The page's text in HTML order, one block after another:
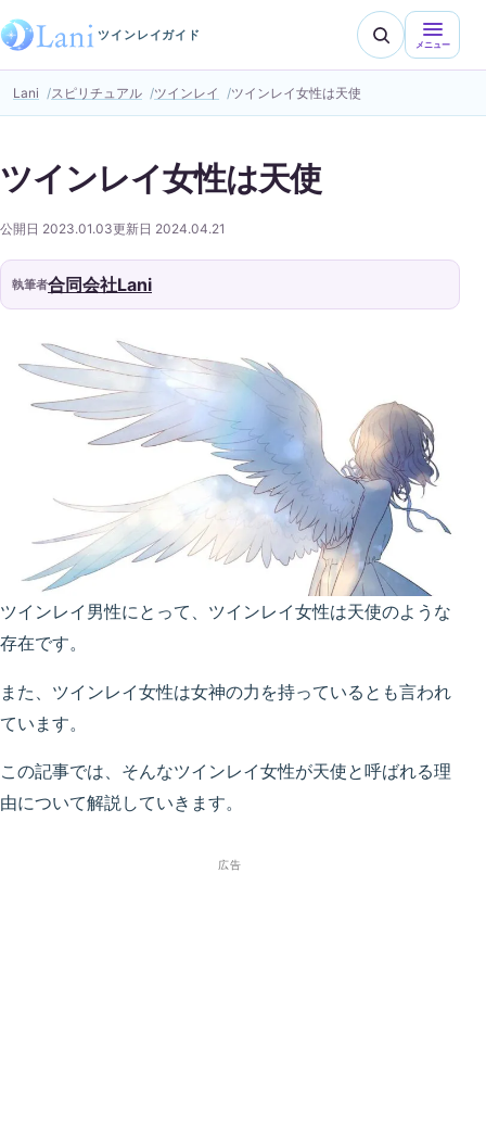
ツインレイガイド
メニュー
Lani スピリチュアル ツインレイ ツインレイ女性は天使
ツインレイ女性は天使
公開日 2023.01.03更新日 2024.04.21
執筆者合同会社Lani
ツインレイ男性にとって、ツインレイ女性は天使のような
存在です。
また、ツインレイ女性は女神の力を持っているとも言われ
ています。
この記事では、そんなツインレイ女性が天使と呼ばれる理
由について解説していきます。
広告